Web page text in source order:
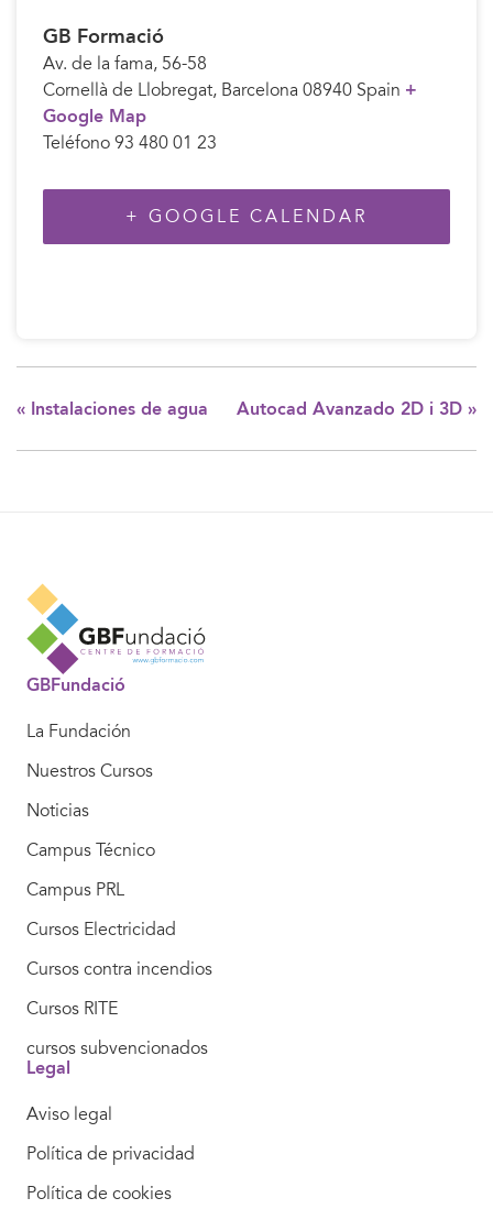
GB Formació
Av. de la fama, 56-58
Cornellà de Llobregat, Barcelona 08940 Spain +
Google Map
Teléfono 93 480 01 23
+ GOOGLE CALENDAR
« Instalaciones de agua Autocad Avanzado 2D i 3D »
GBFundació
La Fundación
Nuestros Cursos
Noticias
Campus Técnico
Campus PRL
Cursos Electricidad
Cursos contra incendios
Cursos RITE
cursos subvencionados
Legal
Aviso legal
Política de privacidad
Política de cookies